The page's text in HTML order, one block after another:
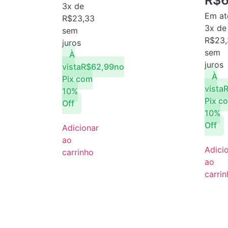
3x de
R$23,33
sem
juros
À
vistaR$62,99no
Pix com
10%
Off
Adicionar
ao
carrinho
Em
3x de
R$
sem
juros
À
vista
Pix
10%
Off
ao